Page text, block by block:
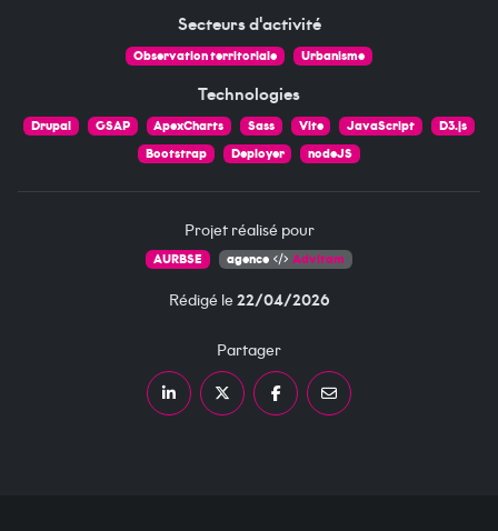
Secteurs d'activité
Observation territoriale Urbanisme
Technologies
Drupal GSAP ApexCharts Sass Vite JavaScript
D3.js
Bootstrap
Deployer nodeJS
Projet réalisé pour
AURBSE agence Advitam
Rédigé le22/04/2026
Partager
Partager sur LinkedIn
Partager sur XPartager sur Facebook
Partager par courriel